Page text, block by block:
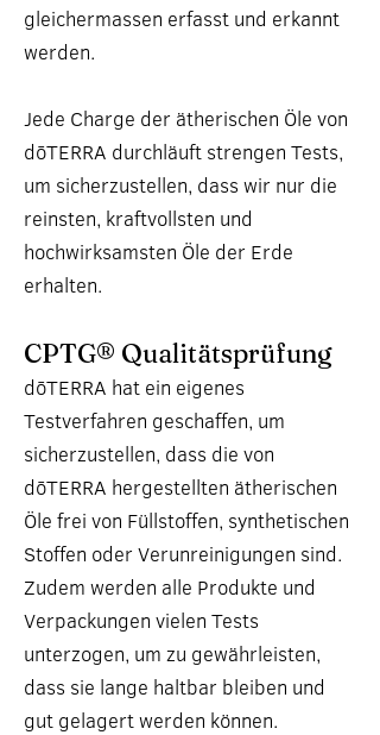
gleichermassen erfasst und erkannt
werden.
Jede Charge der ätherischen Öle von
dōTERRA durchläuft strengen Tests,
um sicherzustellen, dass wir nur die
reinsten, kraftvollsten und
hochwirksamsten Öle der Erde
erhalten.
CPTG® Qualitätsprüfung
dōTERRA hat ein eigenes
Testverfahren geschaffen, um
sicherzustellen, dass die von
dōTERRA hergestellten ätherischen
Öle frei von Füllstoffen, synthetischen
Stoffen oder Verunreinigungen sind.
Zudem werden alle Produkte und
Verpackungen vielen Tests
unterzogen, um zu gewährleisten,
dass sie lange haltbar bleiben und
gut gelagert werden können.